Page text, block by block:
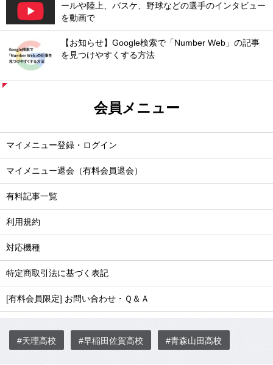
ールや陸上、バスケ、野球などの選手のインタビュー
を動画で
【お知らせ】Google検索で「Number Web」の記事
を見つけやすくする方法
会員メニュー
マイメニュー登録・ログイン
マイメニュー退会（有料会員退会）
有料記事一覧
利用規約
対応機種
特定商取引法に基づく表記
[有料会員限定] お問い合わせ・Ｑ＆Ａ
#天理高校 #早稲田佐賀高校 #青森山田高校